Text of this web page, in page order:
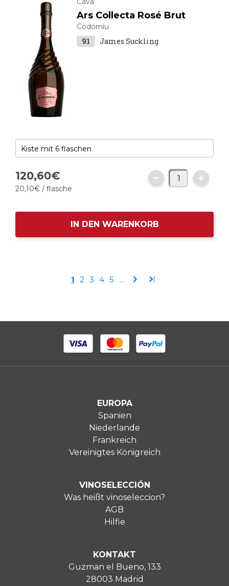
Ars Collecta Rosé Brut
Codorníu
91 James Suckling
120,60€
20,10€ / flasche
IN DEN WARENKORB
Seite
Sie
Seite
1 Seite
2 Seite
3 Seite
4 Seite
5 ... SeiteSeite
EUROPA
Spanien
Niederlande
Frankreich
Vereinigtes Königreich
VINOSELECCIÓN
Was heißt vinoseleccion?
AGB
Hilfie
KONTAKT
Guzman el Bueno, 133
28003 Madrid